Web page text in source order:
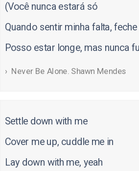
(Você nunca estará só
Quando sentir minha falta,
Posso estar longe, mas nunca
Never Be Alone. Shawn Mendes
Settle down with me
Cover me up, cuddle me in
Lay down with me, yeah